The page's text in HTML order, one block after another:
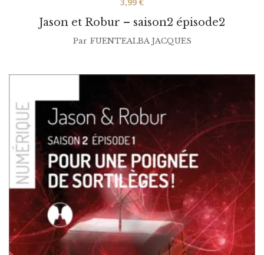
Jason et Robur – saison2 épisode2
3,99€
Par FUENTEALBA JACQUES